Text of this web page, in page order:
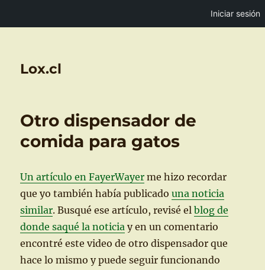
Iniciar sesión
Lox.cl
Otro dispensador de
comida para gatos
Un artículo en FayerWayer me hizo recordar
que yo también había publicadouna noticia
similar. Busqué ese artículo, revisé elblog de
donde saqué la noticia y en un comentario
encontré este video de otro dispensador que
hace lo mismo y puede seguir funcionando